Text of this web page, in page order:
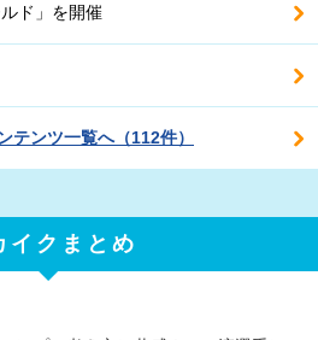
ド」を開催
テンツ一覧へ（112件）
イクまとめ